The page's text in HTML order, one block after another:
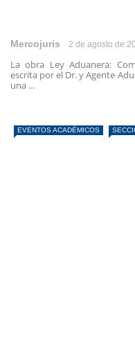
Mercojuris 2 de agosto de
La obra Ley Aduanera:
escrita por el Dr. y Agente
una ...
EVENTOS ACADÉMICOS